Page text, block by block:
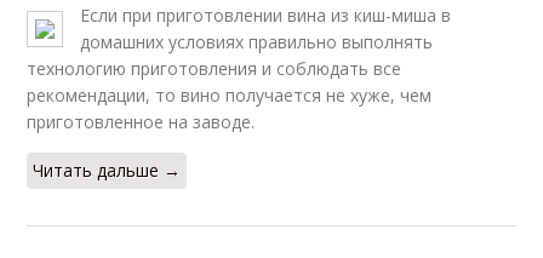
Если при приготовлении вина из киш-миша в
домашних условиях правильно выполнять
технологию приготовления и соблюдать все
рекомендации, то вино получается не хуже, чем
приготовленное на заводе.
Читать дальше →